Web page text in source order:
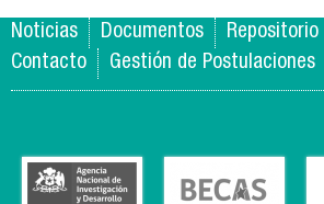
Noticias Documentos
Contacto
Gestión de Postulaciones